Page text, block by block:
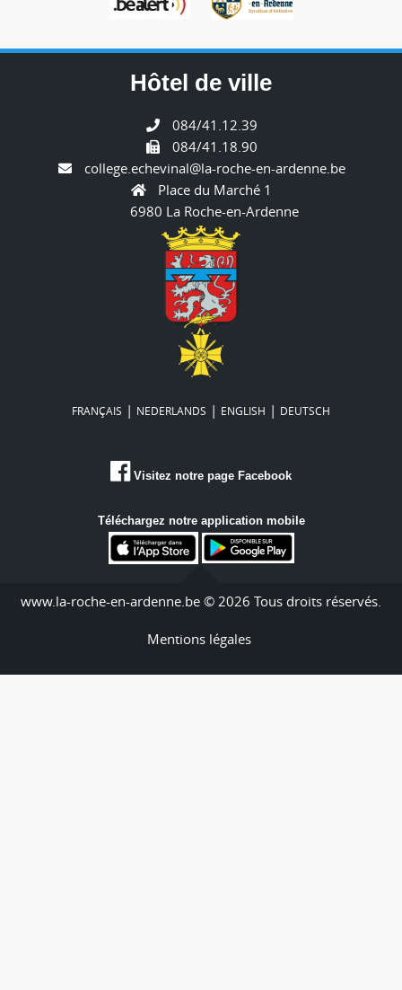
Hôtel de ville
084/41.12.39
084/41.18.90
college.echevinal@la-roche-en-ardenne.be
Place du Marché 1
6980 La Roche-en-Ardenne
FRANÇAIS | NEDERLANDS | ENGLISH | DEUTSCH
Visitez notre page Facebook
Téléchargez notre application mobile
www.la-roche-en-ardenne.be © 2026 Tous droits réservés.
Mentions légales